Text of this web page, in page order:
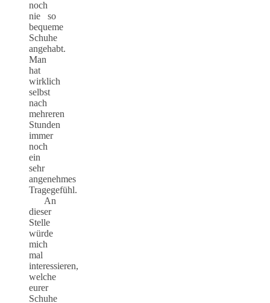
noch
nie so
bequeme
Schuhe
angehabt.
Man
hat
wirklich
selbst
nach
mehreren
Stunden
immer
noch
ein
sehr
angenehmes
Tragegefühl.
An
dieser
Stelle
würde
mich
mal
interessieren,
welche
eurer
Schuhe